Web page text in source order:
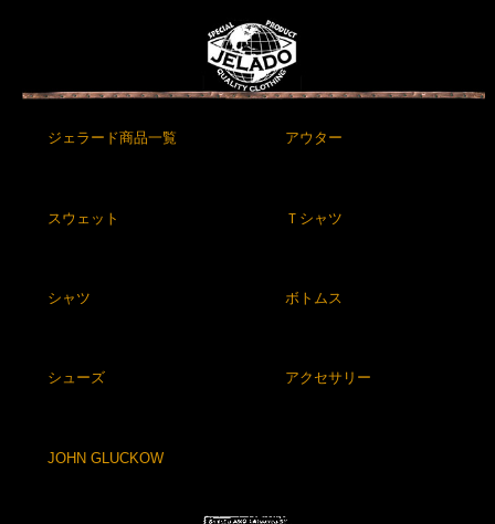
ジェラード商品一覧 アウター
スウェット Ｔシャツ
シャツ ボトムス
シューズ アクセサリー
JOHN GLUCKOW